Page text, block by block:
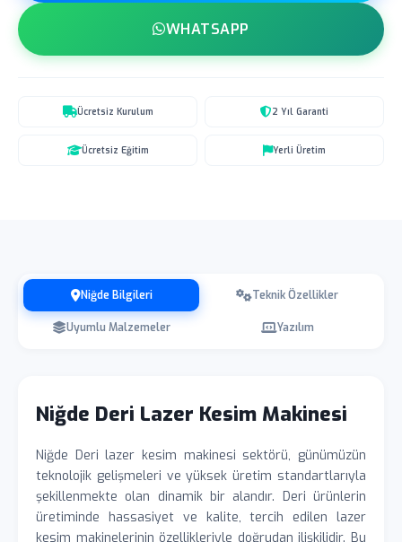
WHATSAPP
Ücretsiz Kurulum 2 Yıl Garanti
Ücretsiz Eğitim Yerli Üretim
Niğde Bilgileri Teknik Özellikler
Uyumlu Malzemeler Yazılım
Niğde Deri Lazer Kesim Makinesi
Niğde Deri lazer kesim makinesi sektörü, günümüzün
teknolojik gelişmeleri ve yüksek üretim standartlarıyla
şekillenmekte olan dinamik bir alandır. Deri ürünlerin
üretiminde hassasiyet ve kalite, tercih edilen lazer
kesim makinelerinin özellikleriyle doğrudan ilişkilidir. Bu